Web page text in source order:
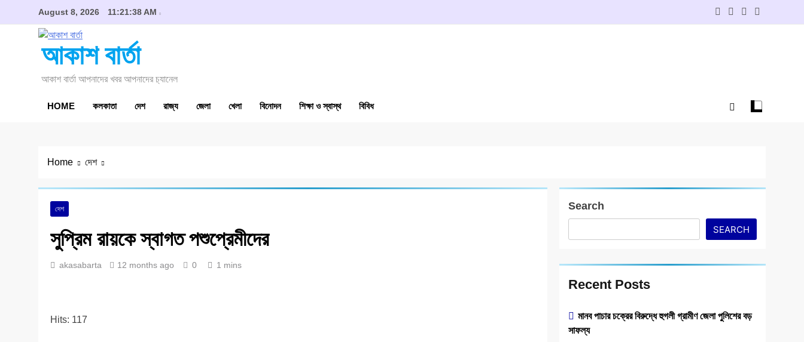
August 8, 2026 11:21:38 AM
আকাশ বার্তা
আকাশ বার্তা আপনাদের খবর আপনাদের চ‍্যানেল
HOME কলকাতা দেশ রাজ্য জেলা খেলা বিনোদন শিক্ষা ও স্বাস্থ বিবিধ
Home দেশ
দেশ
সুপ্রিম রায়কে স্বাগত পশুপ্রেমীদের
akasabarta 12 months ago 0 1 mins
Hits: 117
Search
SEARCH
Recent Posts
মানব পাচার চক্রের বিরুদ্ধে হুগলী গ্রামীণ জেলা পুলিশের বড়
সাফল্য